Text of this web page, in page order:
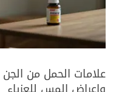
علامات الحمل من